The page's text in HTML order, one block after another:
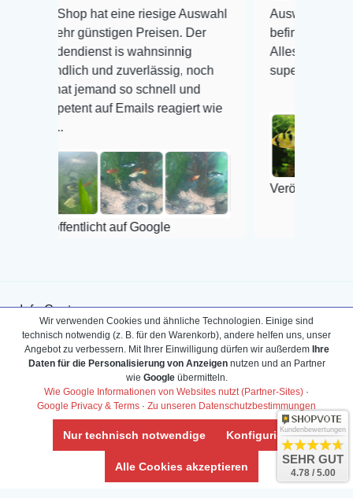
hat eine riesige Auswahl
günstigen Preisen. Der
is wahnsinnig
und zuverlässig, noch
jemand so schnell und
auf Emails reagiert wie
auf Google
Auswahl plus
befinden der Fische
Alles ist quick lebendig
super Zustand. Gerne
Veröffentlicht auf Google
Info-Center
Aquarium-Lexikon
Terrarium-Lexikon
Bestell-Hilfe
Bonuspunkte
Über uns
Versandkosten
Zahlarten
Partnerprogramm
Zierfischversand
Meerwasser Shop
Züchter-Ankauf
Content anbieten
Kontaktformular
Influencer
Abholung
Wir verwenden Cookies und ähnliche Technologien. Einige sind
technisch notwendig (z. B. für den Warenkorb), andere helfen uns, unser
Angebot zu verbessern. Mit Ihrer Einwilligung dürfen wir außerdem Ihre
Daten für die Personalisierung von Anzeigennutzen und an Partner
wie Googleübermitteln.
Wie Google Informationen von Websites nutzt (Partner-Sites) ·
Google Privacy & Terms · Zu unseren Datenschutzbestimmungen
Nur technisch notwendige Konfigurieren
Alle Cookies akzeptieren
Kundenbewertungen
SEHR GUT
4.78 / 5.00